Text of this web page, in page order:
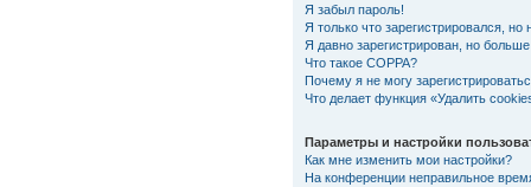
Я забыл пароль!
Я только что зарегистрировался, но
Я давно зарегистрирован, но
Что такое COPPA?
Почему я не могу
Что делает функция «Удалить
Параметры и настройки
Как мне изменить мои настройки?
На конференции неправильное